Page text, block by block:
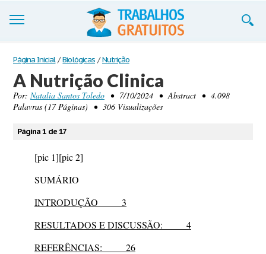
Trabalhos
Cadastre-se
Entre
Blog
Contate-nos
Página Inicial / Biológicas / Nutrição
A Nutrição Clinica
Por: Natalia Santos Toledo • 7/10/2024 • Abstract • 4.098
Palavras (17 Páginas) • 306 Visualizações
Página 1 de 17
[pic 1][pic 2]
SUMÁRIO
INTRODUÇÃO 3
RESULTADOS E DISCUSSÃO: 4
REFERÊNCIAS: 26